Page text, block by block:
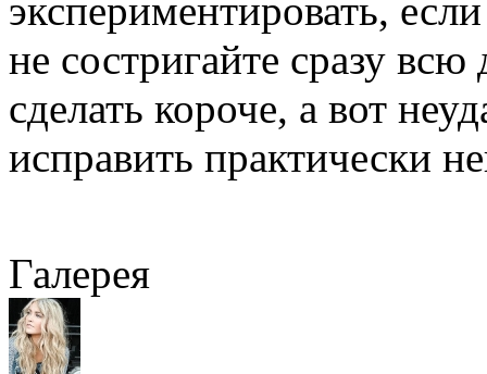
экспериментировать,
не состригайте сразу
сделать короче, а вот
исправить практически
Галерея